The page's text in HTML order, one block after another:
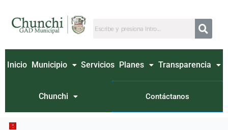
contenido
Inicio Municipio Servicios Planes Transparencia
Chunchi Contáctanos